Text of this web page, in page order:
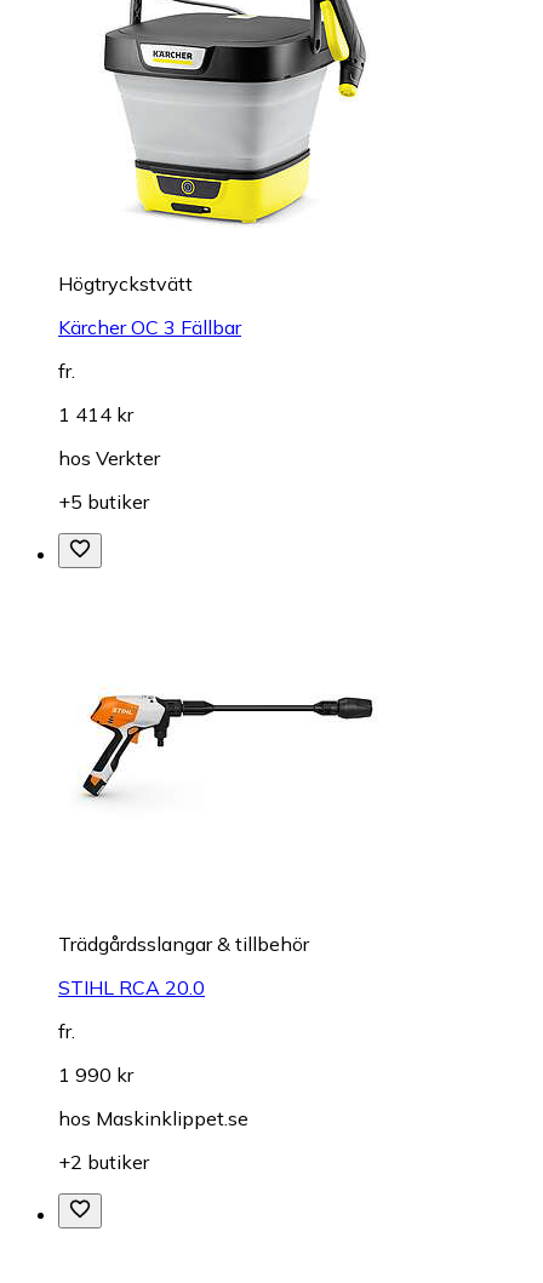
Högtryckstvätt
Kärcher OC 3 Fällbar
fr.
1 414 kr
hos Verkter
+5 butiker
Trädgårdsslangar & tillbehör
STIHL RCA 20.0
fr.
1 990 kr
hos Maskinklippet.se
+2 butiker